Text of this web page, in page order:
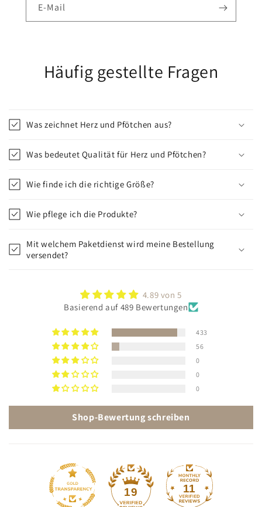
E-Mail
Häufig gestellte Fragen
Was zeichnet Herz und Pfötchen aus?
Was bedeutet Qualität für Herz und Pfötchen?
Wie finde ich die richtige Größe?
Wie pflege ich die Produkte?
Mit welchem Paketdienst wird meine Bestellung
versendet?
4.89 von 5
Basierend auf 489 Bewertungen
433
56
0
0
0
Shop-Bewertung schreiben
19 11